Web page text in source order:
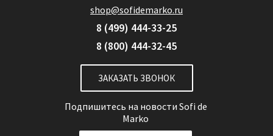
shop@sofidemarko.ru
8 (499) 444-33-25
8 (800) 444-32-45
ЗАКАЗАТЬ ЗВОНОК
Подпишитесь на новости Sofi de
Marko